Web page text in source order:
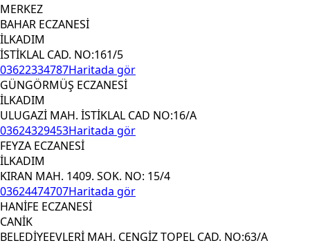
MERKEZ
BAHAR ECZANESİ
İLKADIM
İSTİKLAL CAD. NO:161/5
03622334787Haritada gör
GÜNGÖRMÜŞ ECZANESİ
İLKADIM
ULUGAZİ MAH. İSTİKLAL CAD NO:16/A
03624329453Haritada gör
FEYZA ECZANESİ
İLKADIM
KIRAN MAH. 1409. SOK. NO: 15/4
03624474707Haritada gör
HANİFE ECZANESİ
CANİK
BELEDİYEEVLERİ MAH. CENGİZ TOPEL CAD. NO:63/A